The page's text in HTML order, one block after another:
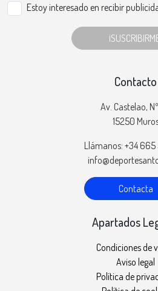
Estoy interesado en recibir
Contacto
Av. Castelao,
15250
Llámanos: +34 665
Contacta
Apartados
Condiciones de
Aviso legal
Política de